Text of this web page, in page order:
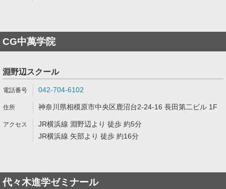
CG中萬学院
淵野辺スクール
042-704-6102
神奈川県相模原市中央区鹿沼台2-24-16 長田第二ビル 1F
JR横浜線 淵野辺より 徒歩 約5分
JR横浜線 矢部より 徒歩 約16分
代々木進学ゼミナール